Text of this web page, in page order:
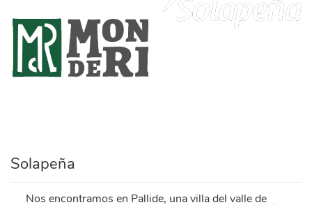
marca_montana_riano_transpar_.png
Solapeña
Nos encontramos en Pallide, una villa del valle de